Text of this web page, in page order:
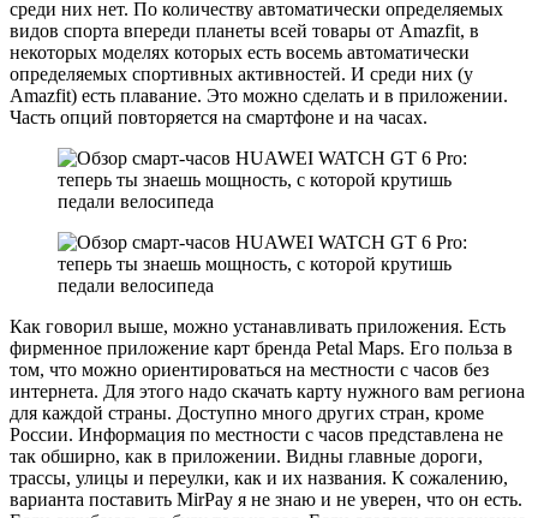
среди них нет. По количеству автоматически определяемых
видов спорта впереди планеты всей товары от Amazfit, в
некоторых моделях которых есть восемь автоматически
определяемых спортивных активностей. И среди них (у
Amazfit) есть плавание. Это можно сделать и в приложении.
Часть опций повторяется на смартфоне и на часах.
Как говорил выше, можно устанавливать приложения. Есть
фирменное приложение карт бренда Petal Maps. Его польза в
том, что можно ориентироваться на местности с часов без
интернета. Для этого надо скачать карту нужного вам региона
для каждой страны. Доступно много других стран, кроме
России. Информация по местности с часов представлена не
так обширно, как в приложении. Видны главные дороги,
трассы, улицы и переулки, как и их названия. К сожалению,
варианта поставить MirPay я не знаю и не уверен, что он есть.